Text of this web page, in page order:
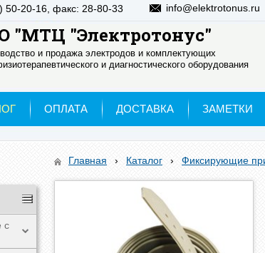
"МТЦ "Электротонус"
и продажа электродов и комплектующих
и диагностического оборудования
50-20-16, факс: 28-80-33 info@elektrotonus.ru
ОПЛАТА ДОСТАВКА ЗАМЕТКИ
с
Главная › Каталог › Фиксирующие